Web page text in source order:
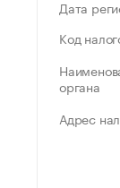
Дата
Код
органа
Адрес